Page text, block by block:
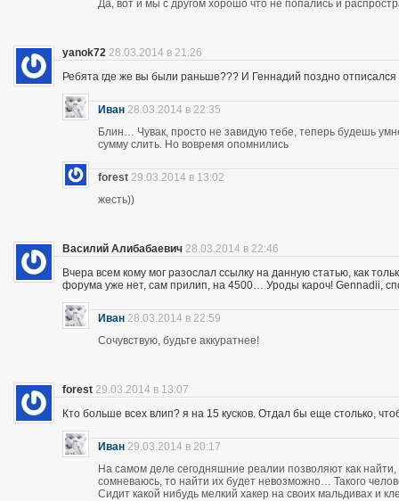
Да, вот и мы с другом хорошо что не попались и
yanok72 28.03.2014 в 21:26
Ребята где же вы были раньше??? И Геннадий поздно
Иван 28.03.2014 в 22:35
Блин… Чувак, просто не завидую тебе, теперь будешь
сумму слить. Но вовремя опомнились
forest 29.03.2014 в 13:02
жесть))
Василий Алибабаевич 28.03.2014 в 22:46
Вчера всем кому мог разослал ссылку на данную статью, как
форума уже нет, сам прилип, на 4500… Уроды кароч! Gennadii,
Иван 28.03.2014 в 22:59
Сочувствую, будьте аккуратнее!
forest 29.03.2014 в 13:07
Кто больше всех влип? я на 15 кусков. Отдал бы еще столько,
Иван 29.03.2014 в 20:17
На самом деле сегодняшние реалии позволяют как
сомневаюсь, то найти их будет невозможно… Такого
Сидит какой нибудь мелкий хакер на своих мальдивах и